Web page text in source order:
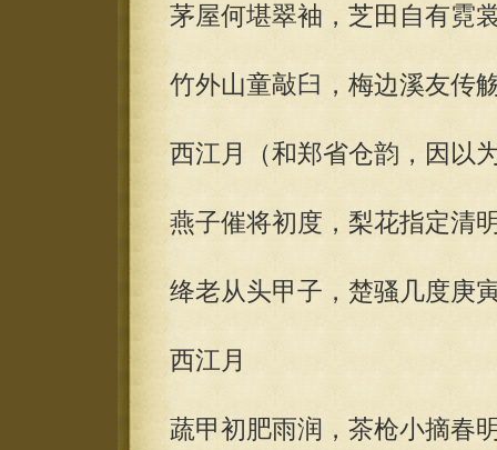
茅屋何堪翠袖，芝田自有霓
竹外山童敲臼，梅边溪友传
西江月（和郑省仓韵，因以
燕子催将初度，梨花指定清
绛老从头甲子，楚骚几度庚
西江月
蔬甲初肥雨润，茶枪小摘春